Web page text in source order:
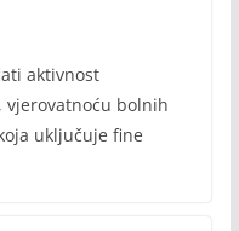
aktivnost
vjerovatnoću bolnih
uključuje fine